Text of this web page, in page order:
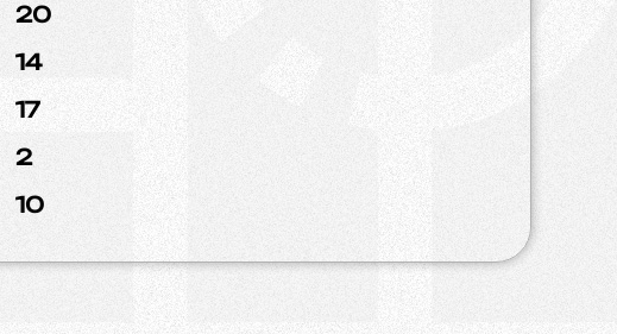
20
14
17
2
10